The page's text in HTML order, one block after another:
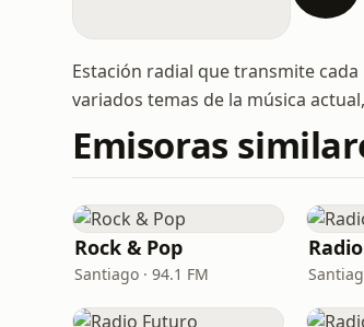
Estación radial que transmite
variados temas de la música
Emisoras
Rock & Pop
Santiago · 94.1 FM